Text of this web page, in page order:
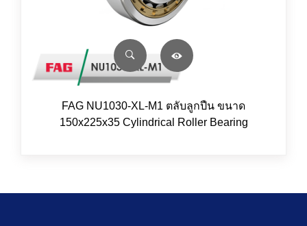
FAG NU1030-XL-M1 ตลับลูกปืน ขนาด
150x225x35 Cylindrical Roller Bearing